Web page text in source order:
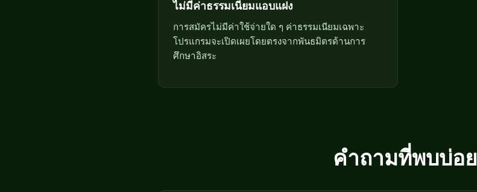
ไม่มีค่าธรรมเนียมแอบแฝง
การสมัครไม่มีค่าใช้จ่ายใด ๆ ค่าธรรมเนียมเฉพาะ
โปรแกรมจะเปิดเผยโดยตรงจากพันธมิตรด้านการ
ศึกษาอิสระ
คำถามที่พบบ่อย